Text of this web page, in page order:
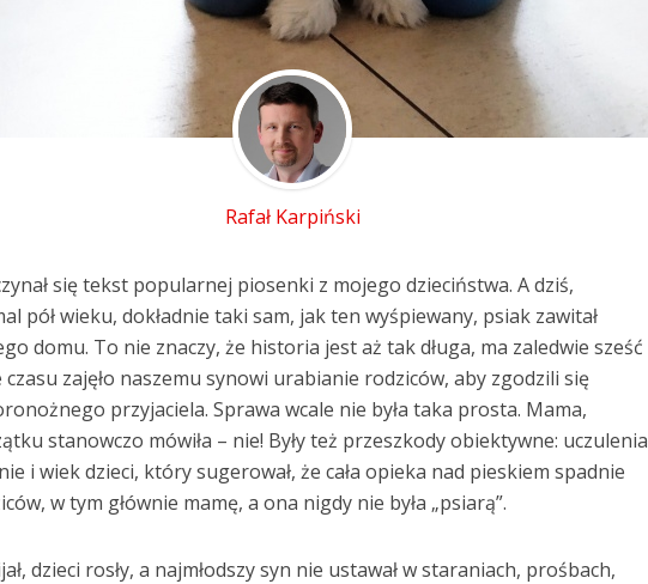
Rafał Karpiński
się tekst popularnej piosenki z mojego dzieciństwa. A dziś,
pół wieku, dokładnie taki sam, jak ten wyśpiewany, psiak zawitał
domu. To nie znaczy, że historia jest aż tak długa, ma zaledwie sześć
czasu zajęło naszemu synowi urabianie rodziców, aby zgodzili się
przyjaciela. Sprawa wcale nie była taka prosta. Mama,
stanowczo mówiła – nie! Były też przeszkody obiektywne: uczulenia
i wiek dzieci, który sugerował, że cała opieka nad pieskiem spadnie
w tym głównie mamę, a ona nigdy nie była „psiarą”.
dzieci rosły, a najmłodszy syn nie ustawał w staraniach, prośbach,